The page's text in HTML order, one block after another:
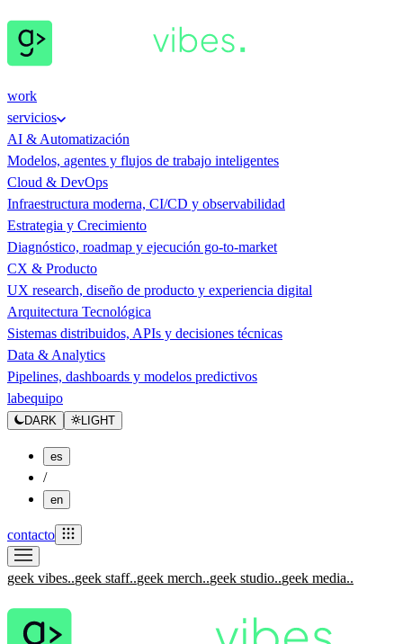
work
servicios
AI & Automatización
Modelos, agentes y flujos de trabajo inteligentes
Cloud & DevOps
Infraestructura moderna, CI/CD y observabilidad
Estrategia y Crecimiento
Diagnóstico, roadmap y ejecución go-to-market
CX & Producto
UX research, diseño de producto y experiencia digital
Arquitectura Tecnológica
Sistemas distribuidos, APIs y decisiones técnicas
Data & Analytics
Pipelines, dashboards y modelos predictivos
labequipo
DARK LIGHT
es
/
en
contacto
geek vibes..geek staff..geek merch..geek studio..geek media..